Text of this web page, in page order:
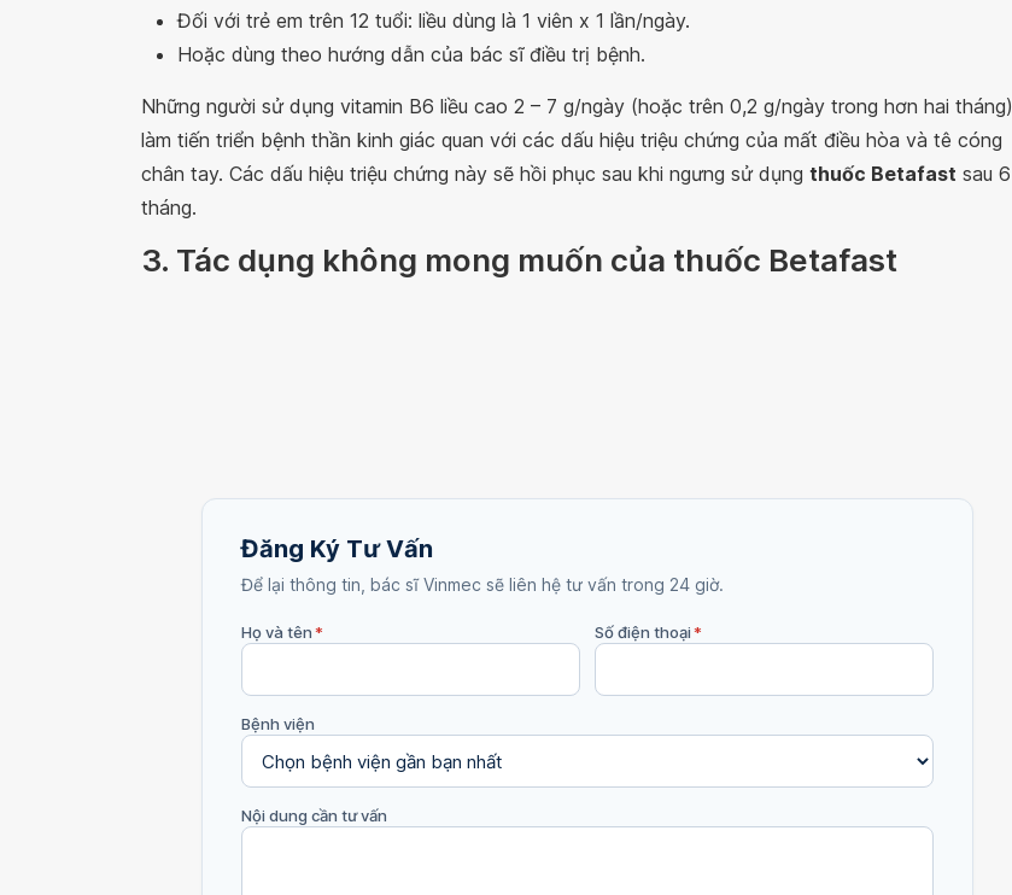
Đối với trẻ em trên 12 tuổi: liều dùng là 1 viên x 1 lần/ngày.
Hoặc dùng theo hướng dẫn của bác sĩ điều trị bệnh.
Những người sử dụng vitamin B6 liều cao 2 – 7 g/ngày (hoặc trên 0,2 g/ngày trong hơn hai tháng)
làm tiến triển bệnh thần kinh giác quan với các dấu hiệu triệu chứng của mất điều hòa và tê cóng
chân tay. Các dấu hiệu triệu chứng này sẽ hồi phục sau khi ngưng sử dụng thuốc Betafast sau 6
tháng.
3. Tác dụng không mong muốn của thuốc Betafast
Đăng Ký Tư Vấn
Để lại thông tin, bác sĩ Vinmec sẽ liên hệ tư vấn trong 24 giờ.
Họ và tên* Số điện thoại*
Bệnh viện
Nội dung cần tư vấn